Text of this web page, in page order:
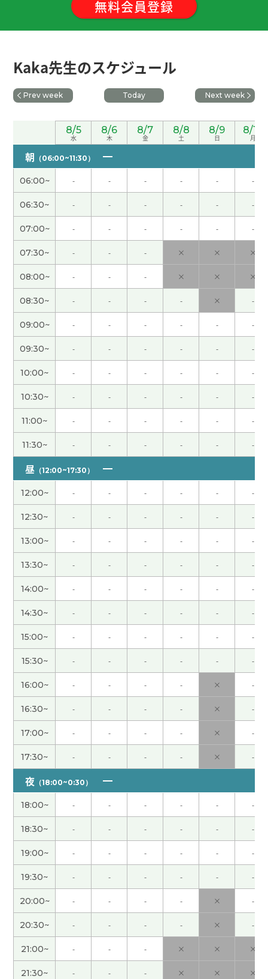
谢谢老师！因为和老师练习了微信, 现在可以放心了
哈哈哈。必须喝像“王老吉”这样的“凉茶”—这是一
种含有能清热解毒的植物和“中药”的中国草药茶。
次见～
谢谢老师，下次见！ ( 女性 )
我觉得夫妻之间也需要有各自的空间，不一定什么
事情都要一起做。期待下次见！( 男性 )
ありがとうございました 2年後ちょい不安ですw
50代 男性 )
日本也每天都像在蒸桑拿一样。让人想吃点冰凉的
东西。不过，冷的东西吃多了也伤身体，确实得注
意。谢谢老师，下次见！
( 女性 )
谢谢您，老师。您太棒了 ( 70代 男性 )
谢谢老师，老师的课总是非常有意思。我很期待下
次见。
( 女性 )
谢谢老师，上课很开心。我也想喝手工茶。下次
见！( 60代 男性 )
谢谢老师，在日本现在也很少男人改姓氏，周边的
人应该觉得有特别的理由，但是女人是出身名门家
庭而且没有兄弟的话，有时候对象男人会改姓氏
40代 )
听到老师不可思议的故事，我真的吓了一跳。谢谢
老师，下次见。
我最近听音乐的机会也减少了，不过我想开始听中
文歌。
( 男性 )
谢谢老师！我们满脑子都在想,在广州的哪家店吃什
么哈哈哈😄我在澳门看过一场非常精彩的演出,一直
想找机会带妻子去看,如今终于如愿以偿了。我期待
接下来的课。下次见～
夏の楽しい思い出が出来ました！ 満足ですｗ
代 男性 )
夏天来了。外面太热，机票太贵，我考虑考虑做什
么。
我也觉得这些老照片越来越珍贵了。 小时候没什么
感觉，现在长大以后，每次看到这些照片，都会想
起很多美好的回忆☺️
老师，我很期待下次见。我想跟老师说更多的话。
女性 )
有孙子的祖父母的想法和中国人一样。和妻子商量
商量每月去观光的地方。下次见吧。
有難う御座いました。非常に分かりやすくて良か
ったです。( 40代 )
很高兴认识你！楽しいレッスンでした(*^▽^*)また
お願いします。( 20代 女性 )
無料会員登録
Kaka先生のスケジュール
Prev week Today Next week
8/5
水
8/6
木
8/7
金
8/8
土
8/9
日
8/10
月
朝 （06:00~11:30）
06:00~ - - - - - -
06:30~ - - - - - -
07:00~ - - - - - -
07:30~ - - - × × ×
08:00~ - - - × × ×
08:30~ - - - - × -
09:00~ - - - - - -
09:30~ - - - - - -
10:00~ - - - - - -
10:30~ - - - - - -
11:00~ - - - - - -
11:30~ - - - - - -
昼 （12:00~17:30）
12:00~ - - - - - -
12:30~ - - - - - -
13:00~ - - - - - -
13:30~ - - - - - -
14:00~ - - - - - -
14:30~ - - - - - -
15:00~ - - - - - -
15:30~ - - - - - -
16:00~ - - - - × -
16:30~ - - - - × -
17:00~ - - - - × -
17:30~ - - - - × -
夜 （18:00~0:30）
18:00~ - - - - - -
18:30~ - - - - - -
19:00~ - - - - - -
19:30~ - - - - - -
20:00~ - - - - × -
20:30~ - - - - × -
21:00~ - - - × × ×
21:30~ - - - × × ×